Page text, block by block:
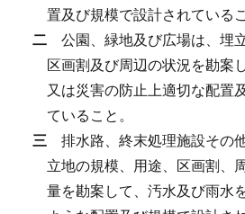
置及び規模で設計されているこ
二 公園、緑地及び広場は、埋
区画割及び周辺の状況を勘案
又は災害の防止上適切な配置
ていること。
三 排水路、終末処理施設その
立地の規模、用途、区画割、
量を勘案して、汚水及び雨水